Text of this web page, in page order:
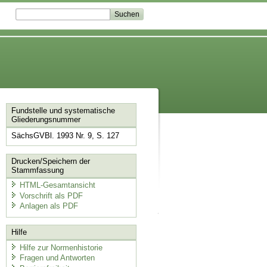
Fundstelle und systematische
Gliederungsnummer
SächsGVBl. 1993 Nr. 9, S. 127
Drucken/Speichern der
Stammfassung
HTML-Gesamtansicht
Vorschrift als PDF
Anlagen als PDF
Hilfe
Hilfe zur Normenhistorie
Fragen und Antworten